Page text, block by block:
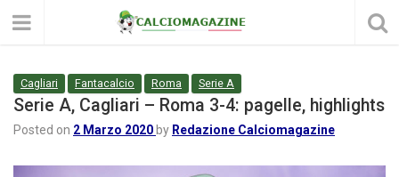
Cagliari Fantacalcio Roma Serie A
Serie A, Cagliari – Roma 3-4: pagelle, highlights
Posted on 2 Marzo 2020 by Redazione Calciomagazine